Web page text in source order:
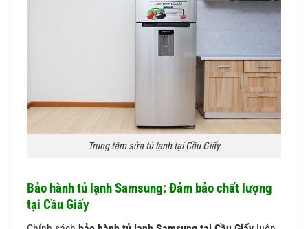
Trung tâm sửa tủ lạnh tại Cầu Giấy
Bảo hành tủ lạnh Samsung: Đảm bảo chất lượng
tại Cầu Giấy